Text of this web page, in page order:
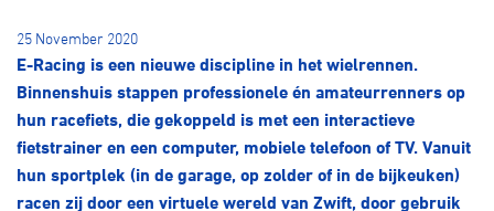
Nieuws
Shop
Producten en diensten
Contact
25 November 2020
E-Racing is een nieuwe discipline in het wielrennen.
Binnenshuis stappen professionele én amateurrenners op
hun racefiets, die gekoppeld is met een interactieve
fietstrainer en een computer, mobiele telefoon of TV. Vanuit
hun sportplek (in de garage, op zolder of in de bijkeuken)
racen zij door een virtuele wereld van Zwift, door gebruik
Baanwielrennen
BMX freestyle Gravel
Veldrijden Biketrial